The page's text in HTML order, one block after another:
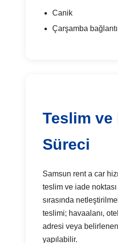
Canik
Çarşamba
Teslim ve
Süreci
Samsun rent a car
teslim ve iade
sırasında
teslimi; havaalanı,
adresi veya
yapılabilir.